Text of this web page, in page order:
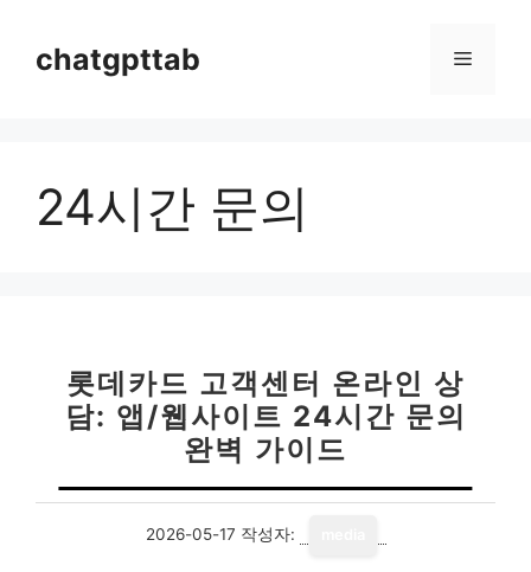
chatgpttab 메
24시간 문의
롯데카드 고객센터 온라인 상
담: 앱/웹사이트 24시간 문의
완벽 가이드
2026-05-17 작성자: